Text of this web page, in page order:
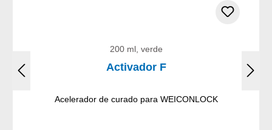
200 ml, verde
Activador F
Acelerador de curado para WEICONLOCK